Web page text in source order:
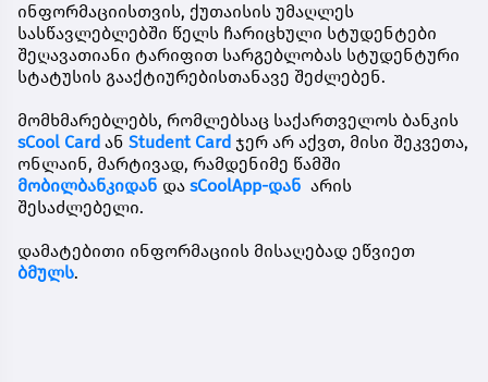
ინფორმაციისთვის, ქუთაისის უმაღლეს
სასწავლებლებში წელს ჩარიცხული სტუდენტები
შეღავათიანი ტარიფით სარგებლობას სტუდენტური
სტატუსის გააქტიურებისთანავე შეძლებენ.
მომხმარებლებს, რომლებსაც საქართველოს ბანკის
sCool Card ან Student Card ჯერ არ აქვთ, მისი შეკვეთა,
ონლაინ, მარტივად, რამდენიმე წამში
მობილბანკიდან და sCoolApp-დან არის
შესაძლებელი.
დამატებითი ინფორმაციის მისაღებად ეწვიეთ
ბმულს.